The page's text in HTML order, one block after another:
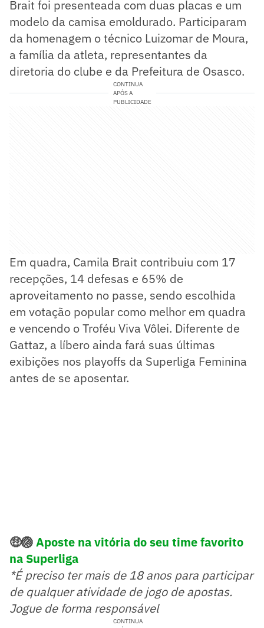
Brait foi presenteada com duas placas e um
modelo da camisa emoldurado. Participaram
da homenagem o técnico Luizomar de Moura,
a família da atleta, representantes da
diretoria do clube e da Prefeitura de Osasco.
CONTINUA
APÓS A
PUBLICIDADE
Em quadra, Camila Brait contribuiu com 17
recepções, 14 defesas e 65% de
aproveitamento no passe, sendo escolhida
em votação popular como melhor em quadra
e vencendo o Troféu Viva Vôlei. Diferente de
Gattaz, a líbero ainda fará suas últimas
exibições nos playoffs da Superliga Feminina
antes de se aposentar.
🤑🏐Aposte na vitória do seu time favorito
na Superliga
*É preciso ter mais de 18 anos para participar
de qualquer atividade de jogo de apostas.
Jogue de forma responsável
CONTINUA